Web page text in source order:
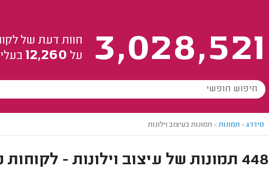
3,028,521
חוות דעת של
על 12,260
מידרג> תמונות> תמונות בעיצוב וילונות
448 תמונות של עיצוב וילונות - לקוחות מידרג מצלמים